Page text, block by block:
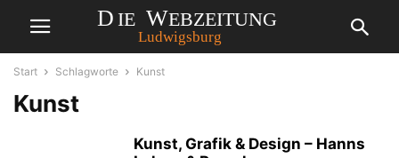
Start Schlagworte Kunst
Kunst
Kunst, Grafik & Design – Hanns